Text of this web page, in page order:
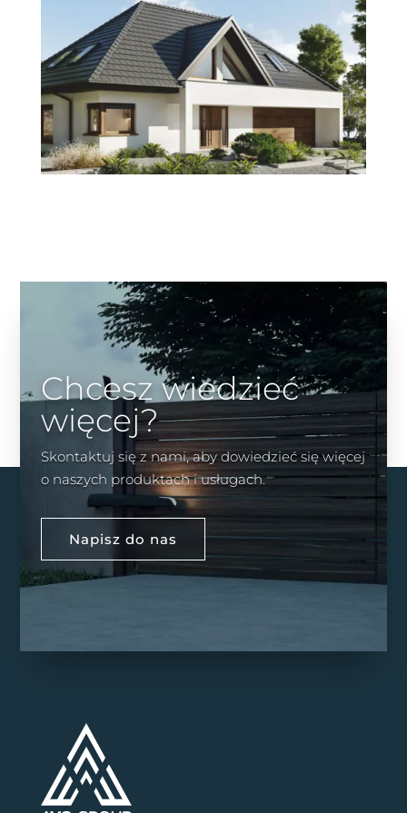
Chcesz wiedzieć
więcej?
Skontaktuj się z nami, aby dowiedzieć się więcej
o naszych produktach i usługach.
Napisz do nas